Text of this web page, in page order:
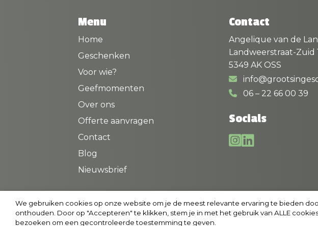
Menu
Home
Geschenken
Voor wie?
Geefmomenten
Over ons
Offerte aanvragen
Contact
Blog
Nieuwsbrief
Contact
Angelique van de
Landweerstraat-Zuid
5349 AK OSS
06 – 22 66 00 39
Socials
© copyright 2024
We gebruiken cookies op onze website om je de meest relevante ervaring te bieden
onthouden. Door op "Accepteren" te klikken, stem je in met het gebruik van ALLE
bezoeken om een gecontroleerde toestemming te geven.